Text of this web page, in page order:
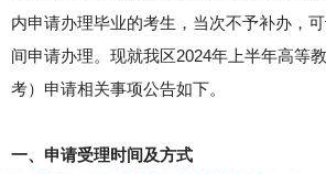
内申请办理毕业的考生，当次不予补办，
间申请办理。现就我区2024年上半年高等
考）申请相关事项公告如下。
一、申请受理时间及方式